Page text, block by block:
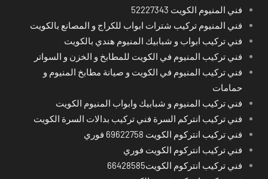
فني المنيوم الكويت 52227343
فني المنيوم تركيب شترات ابواب للكراج و المصانع بالكويت
فني تركيب ابواب و شبابيك المنيوم هندي بالكويت
فني تركيب المنيوم في الكويت للمطابخ و الخزن و السواتر
فني تركيب المنيوم في الكويت و صيانة مطابخ المنيوم و
حمامات
فني تركيب المنيوم و شبابيك وابواب المنيوم الكويت
فني تركيب انتركم السرة فني تركيب بدالات السرة الكويت
فني تركيب انتركوم الكويت 69622758 فوري
فني تركيب انتركوم الكويت فوري
فني تركيب انتركوم الكويت66428585